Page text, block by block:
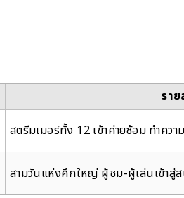
ราย
สตรีมเมอร์ทั้ง 12 เข้าค่ายซ้อม ทำค
สามวันแห่งศึกใหญ่ ผู้ชม-ผู้เล่นเข้าสู่